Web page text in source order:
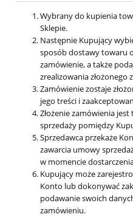
Wybrany do kupienia
Sklepie.
Następnie Kupujący
sposób dostawy towaru
zamówienie, a także
zrealizowania złożonego
Zamówienie zostaje
jego treści i
Złożenie zamówienia
sprzedaży pomiędzy
Sprzedawca przekaże
zawarcia umowy
w momencie
Kupujący może
Konto lub dokonywać
podawanie swoich
zamówieniu.